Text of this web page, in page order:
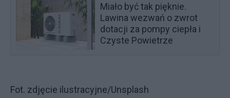
Miało być tak pięknie.
Lawina wezwań o zwrot
dotacji za pompy ciepła i
Czyste Powietrze
Fot. zdjęcie ilustracyjne/Unsplash